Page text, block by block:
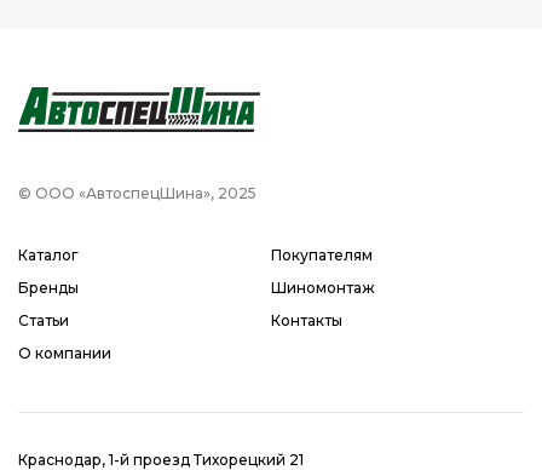
© ООО «АвтоспецШина», 2025
Каталог
Бренды
Статьи
О компании
Покупателям
Шиномонтаж
Контакты
Краснодар, 1-й проезд Тихорецкий 21